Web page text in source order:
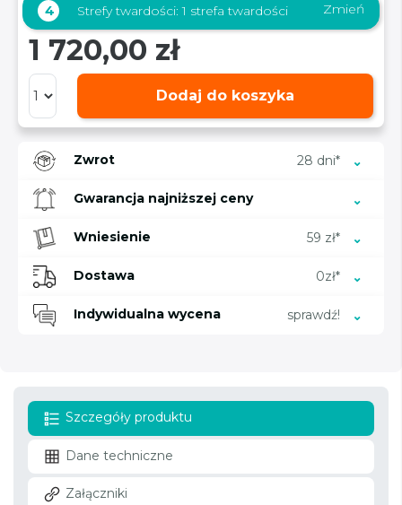
4 Strefy twardości:1 strefa twardości Zmień
1 720,00 zł
Dodaj do koszyka
Zwrot 28 dni*
Gwarancja najniższej ceny
Wniesienie 59 zł*
Dostawa 0zł*
Indywidualna wycena sprawdź!
Szczegóły produktu
Dane techniczne
Załączniki